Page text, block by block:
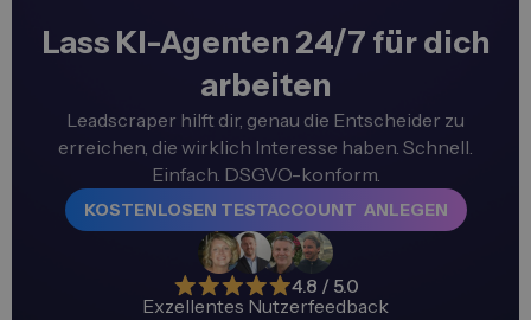
Lass KI-Agenten 24/7 für dich
arbeiten
Leadscraper hilft dir, genau die Entscheider zu
erreichen, die wirklich Interesse haben. Schnell.
Einfach. DSGVO-konform.
KOSTENLOSEN TESTACCOUNT ANLEGEN
4.8 / 5.0
Exzellentes Nutzerfeedback